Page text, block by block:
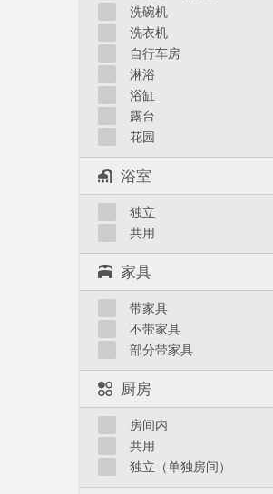
洗碗机
洗衣机
自行车房
淋浴
浴缸
露台
花园
浴室
独立
共用
家具
带家具
不带家具
部分带家具
厨房
房间内
共用
独立（单独房间）